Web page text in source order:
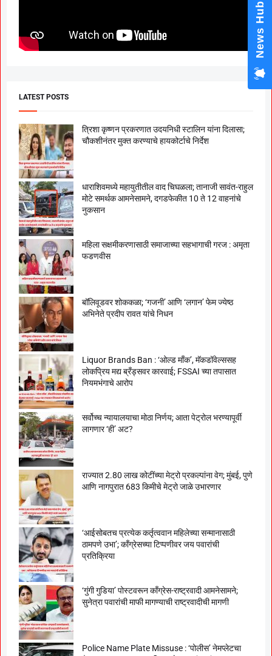
LATEST POSTS
त्रिशा कृष्णन प्रकरणात उदयनिधी स्टालिन यांना दिलासा;
चौकशीनंतर मुक्त करण्याचे हायकोर्टाचे निर्देश
धाराशिवमध्ये महायुतीतील वाद चिघळला; तानाजी सावंत-राहुल
मोटे समर्थक आमनेसामने, दगडफेकीत 10 ते 12 वाहनांचे
नुकसान
महिला सक्षमीकरणासाठी समाजाच्या सहभागाची गरज : अमृता
फडणवीस
बॉलिवूडवर शोककळा; ‘गजनी’ आणि ‘लगान’ फेम ज्येष्ठ
अभिनेते प्रदीप रावत यांचे निधन
Liquor Brands Ban : ‘ओल्ड मॉंक’, मॅकडॉवेल्ससह
लोकप्रिय मद्य ब्रँड्सवर कारवाई; FSSAI च्या तपासात
नियमभंगाचे आरोप
सर्वोच्च न्यायालयाचा मोठा निर्णय; आता पेट्रोल भरण्यापूर्वी
लागणार ‘ही’ अट?
राज्यात 2.80 लाख कोटींच्या मेट्रो प्रकल्पांना वेग; मुंबई, पुणे
आणि नागपुरात 683 किमीचे मेट्रो जाळे उभारणार
‘आईसोबतच प्रत्येक कर्तृत्ववान महिलेच्या सन्मानासाठी
ठामपणे उभा’; काँग्रेसच्या टिप्पणीवर जय पवारांची
प्रतिक्रिया
‘गुंगी गुडिया’ पोस्टवरून काँग्रेस-राष्ट्रवादी आमनेसामने;
सुनेत्रा पवारांची माफी मागण्याची राष्ट्रवादीची मागणी
Police Name Plate Missuse : ‘पोलीस’ नेमप्लेटचा
News Hub